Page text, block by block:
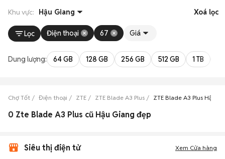
Khu vực: Hậu Giang Xoá lọc
Lọc Điện thoại 67 Giá
Dung lượng: 64 GB 128 GB 256 GB 512 GB 1 TB
Chợ Tốt Điện thoại ZTE ZTE Blade A3 Plus ZTE Blade A3 Plus Hậu
0 Zte Blade A3 Plus cũ Hậu Giang đẹp
Siêu thị điện tử Xem Cửa hàng